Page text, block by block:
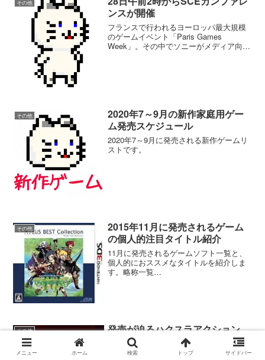
ヨッシーとフカシギの図鑑
Tales of ARISE – Beyond the Dawn
Edition
FZ: Formation Z
リーロード
ダークオークション
パワフルプロ野球2026-2027
その他
ンスが開催
フランスで行われるヨーロッパ最大規模
のゲームイベント「Paris Games
Week」。その中でソニーがメディア向け
その他
2020年7～9月の新作家庭用ゲー
ム発売スケジュール
2020年7～9月に発売される新作ゲームリ
ストです。
その他
2015年11月に発売されるゲーム
の個人的注目タイトル紹介
11月に発売されるゲームソフト一覧と、
個人的におススメなタイトルを紹介しま
す。略称一覧
その他
発売が迫るハクスラアクション
RPG『ディアブロ4』各エディシ
ョンの違いを紹介
メニュー ホーム 検索 トップ サイドバー